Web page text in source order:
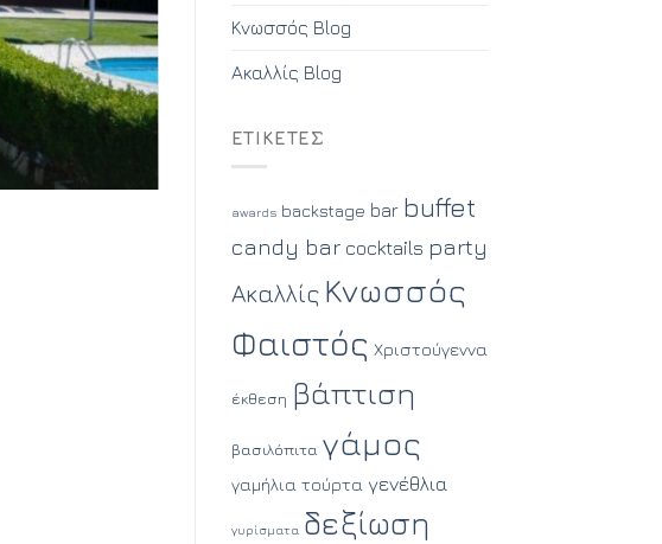
Κνωσσός Blog
Ακαλλίς Blog
ΕΤΙΚΈΤΕΣ
awards backstage bar buffet
candy bar cocktails party
Ακαλλίς Κνωσσός
Φαιστός Χριστούγεννα
έκθεση βάπτιση
βασιλόπιτα γάμος
γαμήλια τούρτα γενέθλια
γυρίσματα δεξίωση